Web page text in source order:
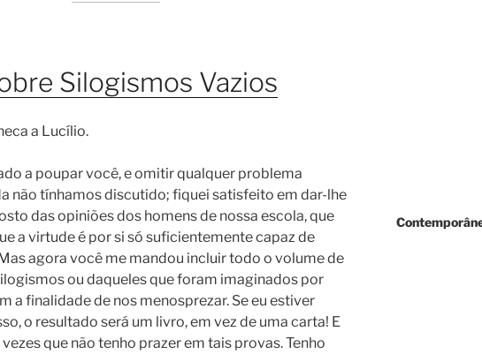
Silogismos Vazios
a Lucílio.
a poupar você, e omitir qualquer problema
não tínhamos discutido; fiquei satisfeito em dar-lhe
das opiniões dos homens de nossa escola, que
a virtude é por si só suficientemente capaz de
agora você me mandou incluir todo o volume de
ou daqueles que foram imaginados por
a finalidade de nos menosprezar. Se eu estiver
o resultado será um livro, em vez de uma carta! E
que não tenho prazer em tais provas. Tenho